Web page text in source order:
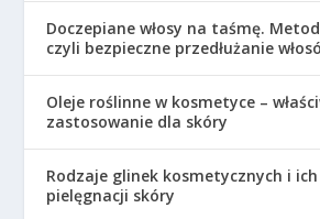
Doczepiane włosy na taśmę.
czyli bezpieczne przedłużanie
Oleje roślinne w kosmetyce –
zastosowanie dla skóry
Rodzaje glinek kosmetycznych i
pielęgnacji skóry